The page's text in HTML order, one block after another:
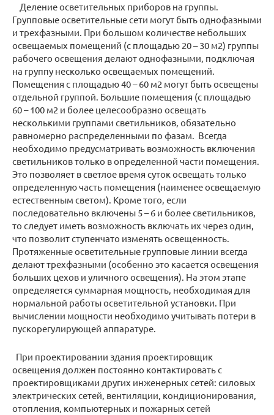
Деление осветительных приборов на группы.
Групповые осветительные сети могут быть однофазными
и трехфазными. При большом количестве небольших
освещаемых помещений (с площадью 20 – 30 м2) группы
рабочего освещения делают однофазными, подключая
на группу несколько освещаемых помещений.
Помещения с площадью 40 – 60 м2 могут быть освещены
отдельной группой. Большие помещения (с площадью
60 – 100 м2 и более целесообразно освещать
несколькими группами светильников, обязательно
равномерно распределенными по фазам. Всегда
необходимо предусматривать возможность включения
светильников только в определенной части помещения.
Это позволяет в светлое время суток освещать только
определенную часть помещения (наименее освещаемую
естественным светом). Кроме того, если
последовательно включены 5 – 6 и более светильников,
то следует иметь возможность включать их через один,
что позволит ступенчато изменять освещенность.
Протяженные осветительные групповые линии всегда
делают трехфазными (особенно это касается освещения
больших цехов и уличного освещения). На этом этапе
определяется суммарная мощность, необходимая для
нормальной работы осветительной установки. При
вычислении мощности необходимо учитывать потери в
пускорегулирующей аппаратуре.
При проектировании здания проектировщик
освещения должен постоянно контактировать с
проектировщиками других инженерных сетей: силовых
электрических сетей, вентиляции, кондиционирования,
отопления, компьютерных и пожарных сетей